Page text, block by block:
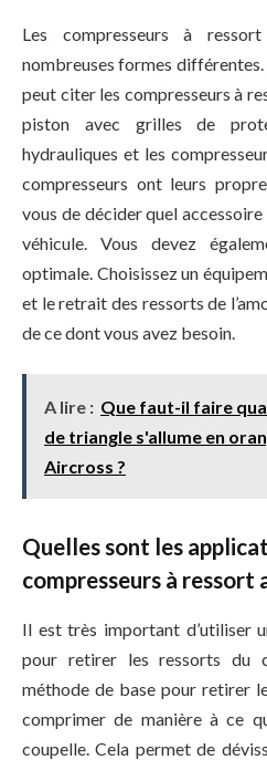
Les compresseurs à
nombreuses formes
peut citer les compresseurs à
piston avec grilles de
hydrauliques et les
compresseurs ont leurs
vous de décider quel
véhicule. Vous devez
optimale. Choisissez un
et le retrait des ressorts de
de ce dont vous avez besoin.
A lire : Que faut-il faire
de triangle s'allume en
Aircross ?
Quelles sont les
compresseurs à ressort
Il est très important d’utiliser
pour retirer les ressorts du
méthode de base pour retirer
comprimer de manière à ce
coupelle. Cela permet de